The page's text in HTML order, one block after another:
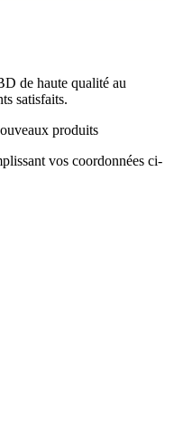
de haute qualité au
satisfaits.
produits
vos coordonnées ci-